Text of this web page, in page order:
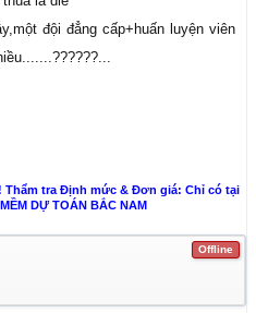
đội đẳng cấp+huấn luyện viên
Thẩm tra Định mức & Đơn giá: Chỉ có tại
DỰ TOÁN BẮC NAM
Offline